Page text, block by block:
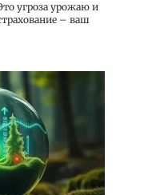
угроза урожаю и
– ваш